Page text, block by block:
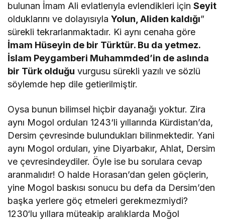
bulunan İmam Ali evlatlerıyla evlendikleri içinSeyit
olduklarını ve dolayısıylaYolun, Aliden kaldığı”
sürekli tekrarlanmaktadır. Ki aynı cenaha göre
İmam Hüseyin de bir Türktür. Bu da yetmez.
İslam Peygamberi Muhammded’in de aslında
bir Türk olduğu vurgusu sürekli yazılı ve sözlü
söylemde hep dile getierilmiştir.
Oysa bunun bilimsel hiçbir dayanağı yoktur. Zira
aynı Mogol orduları 1243‘li yıllarında Kürdistan’da,
Dersim çevresinde bulundukları bilinmektedir. Yani
aynı Mogol orduları, yine Diyarbakır, Ahlat, Dersim
ve çevresindeydiler. Öyle ise bu sorulara cevap
aranmalıdır! O halde Horasan’dan gelen göçlerin,
yine Mogol baskısı sonucu bu defa da Dersim’den
başka yerlere göç etmeleri gerekmezmiydi?
1230‘lu yıllara müteakip aralıklarda Moğol